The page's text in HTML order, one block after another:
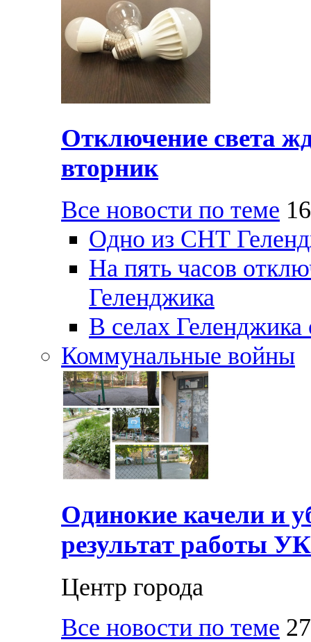
Отключение света
вторник
Все новости по теме
Одно из СНТ
На пять часов
Геленджика
В селах Геленджика
Коммунальные войны
Одинокие качели и
результат работы
Центр города
Все новости по теме